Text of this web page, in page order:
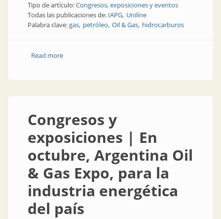
Tipo de artículo:Congresos, exposiciones y eventos
Todas las publicaciones de: IAPG Uniline
Palabra clave:gas petróleo Oil & Gas hidrocarburos
Read moreabout Congresos y Exposiciones | En septiembre, la
Congresos y
exposiciones | En
octubre, Argentina Oil
& Gas Expo, para la
industria energética
del país